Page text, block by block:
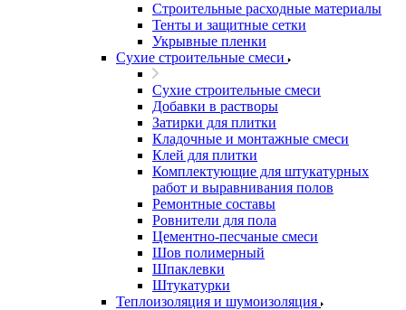
Строительные расходные материалы
Тенты и защитные сетки
Укрывные пленки
Сухие строительные смеси
Сухие строительные смеси
Добавки в растворы
Затирки для плитки
Кладочные и монтажные смеси
Клей для плитки
Комплектующие для штукатурных
работ и выравнивания полов
Ремонтные составы
Ровнители для пола
Цементно-песчаные смеси
Шов полимерный
Шпаклевки
Штукатурки
Теплоизоляция и шумоизоляция